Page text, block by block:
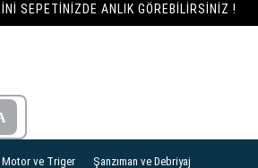
SEPETINIZDE ANLIK GÖREBILIRSINIZ !
Motor ve Triger Şanzıman ve Debriyaj